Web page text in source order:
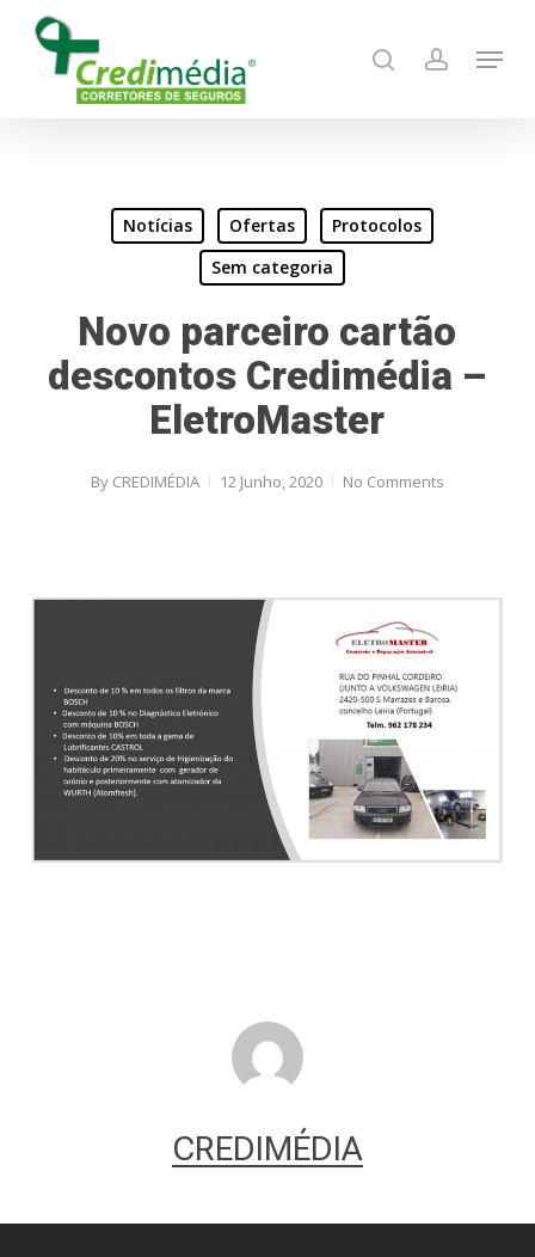
search account
Menu
Notícias Ofertas
Protocolos
Sem categoria
Novo parceiro cartão
descontos Credimédia –
EletroMaster
By CREDIMÉDIA 12 Junho, 2020 No Comments
CREDIMÉDIA